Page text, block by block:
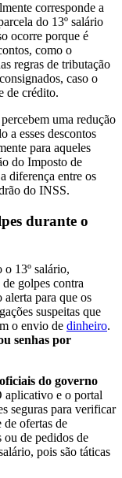
corresponde a
do 13º salário
ocorre porque é
como o
regras de tributação
consignados, caso o
de crédito.
uma redução
a esses descontos
para aqueles
do Imposto de
diferença entre os
do INSS.
durante o
13º salário,
golpes contra
para que os
suspeitas que
o envio de dinheiro.
senhas por
do governo
aplicativo e o portal
seguras para verificar
ofertas de
ou de pedidos de
pois são táticas